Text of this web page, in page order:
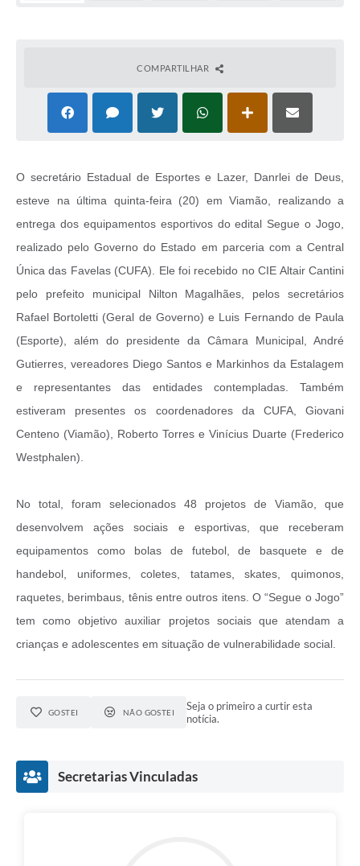
COMPARTILHAR
O secretário Estadual de Esportes e Lazer, Danrlei de Deus,
esteve na última quinta-feira (20) em Viamão, realizando a
entrega dos equipamentos esportivos do edital Segue o Jogo,
realizado pelo Governo do Estado em parceria com a Central
Única das Favelas (CUFA). Ele foi recebido no CIE Altair Cantini
pelo prefeito municipal Nilton Magalhães, pelos secretários
Rafael Bortoletti (Geral de Governo) e Luis Fernando de Paula
(Esporte), além do presidente da Câmara Municipal, André
Gutierres, vereadores Diego Santos e Markinhos da Estalagem
e representantes das entidades contempladas. Também
estiveram presentes os coordenadores da CUFA, Giovani
Centeno (Viamão), Roberto Torres e Vinícius Duarte (Frederico
Westphalen).
No total, foram selecionados 48 projetos de Viamão, que
desenvolvem ações sociais e esportivas, que receberam
equipamentos como bolas de futebol, de basquete e de
handebol, uniformes, coletes, tatames, skates, quimonos,
raquetes, berimbaus, tênis entre outros itens. O “Segue o Jogo”
tem como objetivo auxiliar projetos sociais que atendam a
crianças e adolescentes em situação de vulnerabilidade social.
GOSTEI NÃO GOSTEI
Seja o primeiro a curtir esta
notícia.
Secretarias Vinculadas